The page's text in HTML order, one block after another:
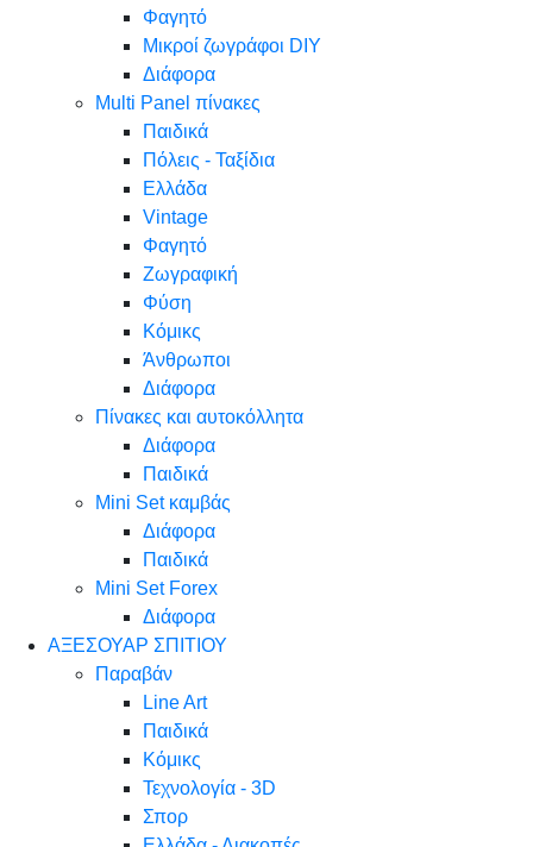
Φαγητό
Μικροί ζωγράφοι DIY
Διάφορα
Multi Panel πίνακες
Παιδικά
Πόλεις - Ταξίδια
Ελλάδα
Vintage
Φαγητό
Ζωγραφική
Φύση
Κόμικς
Άνθρωποι
Διάφορα
Πίνακες και αυτοκόλλητα
Διάφορα
Παιδικά
Mini Set καμβάς
Διάφορα
Παιδικά
Mini Set Forex
Διάφορα
ΑΞΕΣΟΥΑΡ ΣΠΙΤΙΟΥ
Παραβάν
Line Art
Παιδικά
Κόμικς
Τεχνολογία - 3D
Σπορ